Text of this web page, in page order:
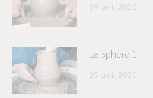
29 avril 2020
La sphère 1
25 avril 2020